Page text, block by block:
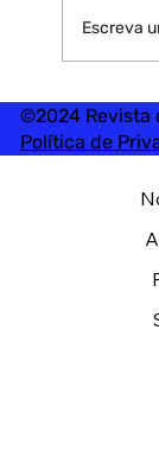
Escreva
©2024
Política de